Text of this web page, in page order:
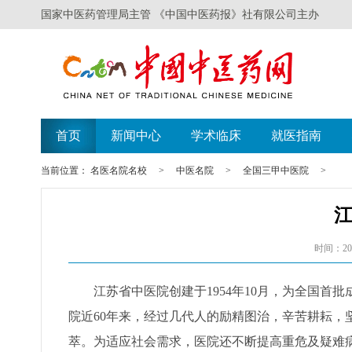
国家中医药管理局主管 《中国中医药报》社有限公司主办
首页 新闻中心 学术临床 就医指南
当前位置： 名医名院名校 > 中医名院 > 全国三甲中医院 >
时间：
江苏省中医院创建于1954年10月，为全国首批
院近60年来，经过几代人的励精图治，辛苦耕耘
萃。为适应社会需求，医院还不断提高重危及疑